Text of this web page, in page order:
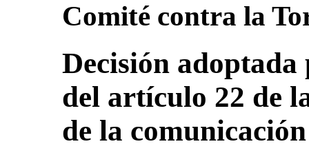
Comité contra la
Decisión
del artículo 22 de
de la